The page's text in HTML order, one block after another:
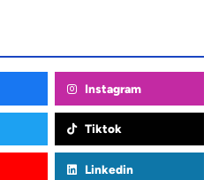
Instagram
Tiktok
Linkedin